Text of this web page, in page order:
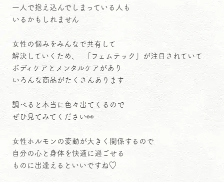
一人で抱え込んでしまっている人も
いるかもしれません
女性の悩みをみんなで共有して
解決していくため、 「フェムテック」が注目されていて
ボディケアとメンタルケアがあり
いろんな商品がたくさんあります
調べると本当に色々出てくるので
ぜひ見てみてください👀
女性ホルモンの変動が大きく関係するので
自分の心と身体を快適に過ごせる
ものに出逢えるといいですね♡